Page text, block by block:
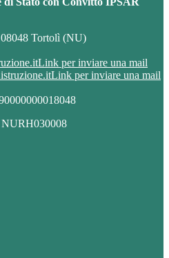
08048 Tortolì (NU)
Link per inviare una mail
Link per inviare una mail
NURH030008